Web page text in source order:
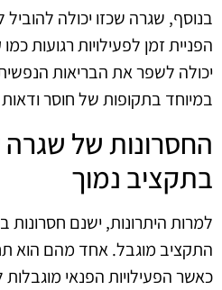
בנוסף, שגרה שכזו יכולה
הפניית זמן לפעילויות רגועות
יכולה לשפר את הבריאות
במיוחד בתקופות של חוסר
החסרונות של שגרה
בתקציב נמוך
למרות היתרונות, ישנם
התקציב מוגבל. אחד מהם הוא
כאשר הפעילויות הפנאי